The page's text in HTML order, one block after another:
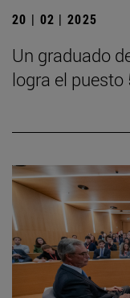
20 | 02 | 2025
Un graduado
logra el puesto